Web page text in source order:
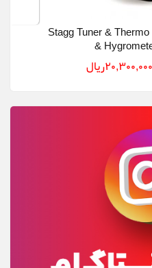
تیونر و رطوبت سنج استگ Stagg Tuner & Thermo
&
20,300,000ريال